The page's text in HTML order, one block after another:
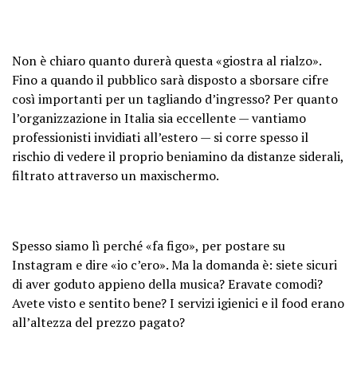
Non è chiaro quanto durerà questa «giostra al rialzo».
Fino a quando il pubblico sarà disposto a sborsare cifre
così importanti per un tagliando d’ingresso? Per quanto
l’organizzazione in Italia sia eccellente — vantiamo
professionisti invidiati all’estero — si corre spesso il
rischio di vedere il proprio beniamino da distanze siderali,
filtrato attraverso un maxischermo.
Spesso siamo lì perché «fa figo», per postare su
Instagram e dire «io c’ero». Ma la domanda è: siete sicuri
di aver goduto appieno della musica? Eravate comodi?
Avete visto e sentito bene? I servizi igienici e il food erano
all’altezza del prezzo pagato?